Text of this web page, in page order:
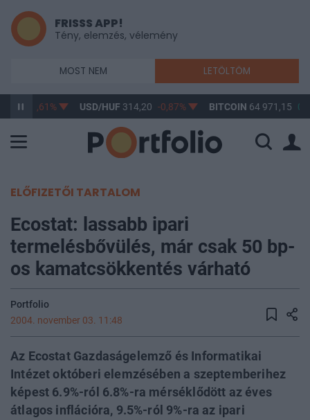
FRISSS APP!
Tény, elemzés, vélemény
MOST NEM LETÖLTÖM
-0,61% USD/HUF314,20 -0,87% BITCOIN64 971,15
ELŐFIZETŐI TARTALOM
Ecostat: lassabb ipari
termelésbővülés, már csak 50 bp-
os kamatcsökkentés várható
Portfolio
2004. november 03. 11:48
Az Ecostat Gazdaságelemző és Informatikai
Intézet októberi elemzésében a szeptemberihez
képest 6.9%-ról 6.8%-ra mérséklődött az éves
átlagos inflációra, 9.5%-ról 9%-ra az ipari